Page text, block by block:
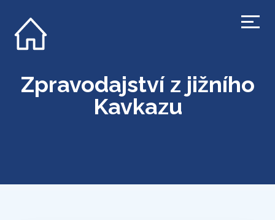
Zpravodajství z jižního
Kavkazu